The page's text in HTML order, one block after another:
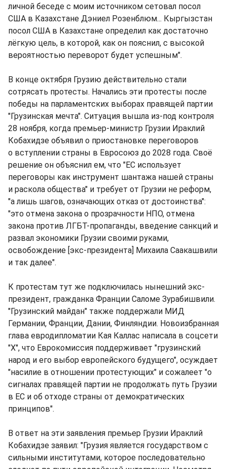
личной беседе с моим источником сетовал посол
США в Казахстане Дэниел Розенблюм... Кыргызстан
посол США в Казахстане определил как достаточно
лёгкую цель, в которой, как он пояснил, с высокой
вероятностью переворот будет успешным".
В конце октября Грузию действительно стали
сотрясать протесты. Начались эти протесты после
победы на парламентских выборах правящей партии
"Грузинская мечта". Ситуация вышла из-под контроля
28 ноября, когда премьер-министр Грузии Ираклий
Кобахидзе объявил о приостановке переговоров
о вступлении страны в Евросоюз до 2028 года. Своё
решение он объяснил ем, что "ЕС использует
переговоры как инструмент шантажа нашей страны
и раскола общества" и требует от Грузии не реформ,
"а лишь шагов, означающих отказ от достоинства":
"это отмена закона о прозрачности НПО, отмена
закона против ЛГБТ-пропаганды, введение санкций и
развал экономики Грузии своими руками,
освобождение [экс-президента] Михаила Саакашвили
и так далее".
К протестам тут же подключилась нынешний экс-
президент, гражданка Франции Саломе Зурабишвили.
"Грузинский майдан" также поддержали МИД
Германии, Франции, Дании, Финляндии. Новоизбранная
глава евродипломатии Кая Каллас написала в соцсети
"X", что Еврокомиссия поддерживает "грузинский
народ и его выбор европейского будущего", осуждает
"насилие в отношении протестующих" и сожалеет "о
сигналах правящей партии не продолжать путь Грузии
в ЕС и об отходе страны от демократических
принципов".
В ответ на эти заявления премьер Грузии Ираклий
Кобахидзе заявил: "Грузия является государством с
сильными институтами, которое последовательно